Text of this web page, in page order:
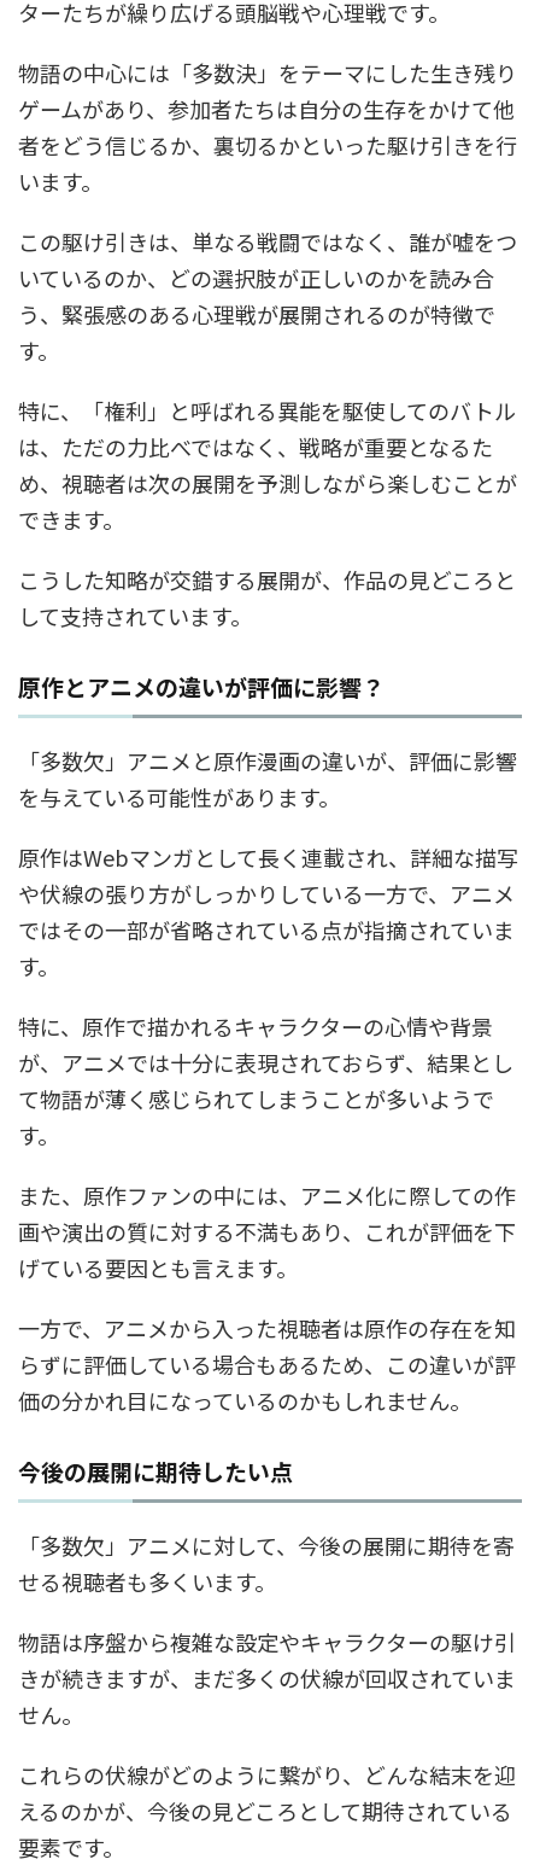
ターたちが繰り広げる頭脳戦や心理戦です。
物語の中心には「多数決」をテーマにした生き残り
ゲームがあり、参加者たちは自分の生存をかけて他
者をどう信じるか、裏切るかといった駆け引きを行
います。
この駆け引きは、単なる戦闘ではなく、誰が嘘をつ
いているのか、どの選択肢が正しいのかを読み合
う、緊張感のある心理戦が展開されるのが特徴で
す。
特に、「権利」と呼ばれる異能を駆使してのバトル
は、ただの力比べではなく、戦略が重要となるた
め、視聴者は次の展開を予測しながら楽しむことが
できます。
こうした知略が交錯する展開が、作品の見どころと
して支持されています。
原作とアニメの違いが評価に影響？
「多数欠」アニメと原作漫画の違いが、評価に影響
を与えている可能性があります。
原作はWebマンガとして長く連載され、詳細な描写
や伏線の張り方がしっかりしている一方で、アニメ
ではその一部が省略されている点が指摘されていま
す。
特に、原作で描かれるキャラクターの心情や背景
が、アニメでは十分に表現されておらず、結果とし
て物語が薄く感じられてしまうことが多いようで
す。
また、原作ファンの中には、アニメ化に際しての作
画や演出の質に対する不満もあり、これが評価を下
げている要因とも言えます。
一方で、アニメから入った視聴者は原作の存在を知
らずに評価している場合もあるため、この違いが評
価の分かれ目になっているのかもしれません。
今後の展開に期待したい点
「多数欠」アニメに対して、今後の展開に期待を寄
せる視聴者も多くいます。
物語は序盤から複雑な設定やキャラクターの駆け引
きが続きますが、まだ多くの伏線が回収されていま
せん。
これらの伏線がどのように繋がり、どんな結末を迎
えるのかが、今後の見どころとして期待されている
要素です。